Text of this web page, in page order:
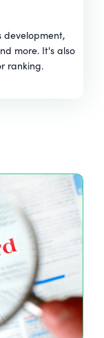
development,
more. It's also
ranking.